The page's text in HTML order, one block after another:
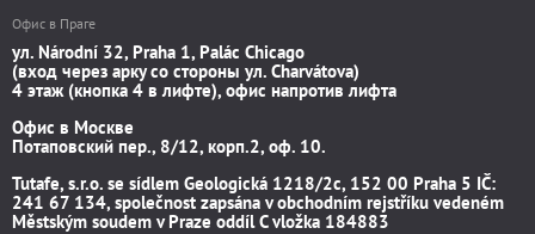
Офис в Праге
ул. Národní 32, Praha 1, Palác Chicago
(вход через арку со стороны ул. Charvátova)
4 этаж (кнопка 4 в лифте), офис напротив лифта
Офис в Москве
Потаповский пер., 8/12, корп.2, оф. 10.
Tutafe, s.r.o. se sídlem Geologická 1218/2c, 152 00 Praha 5 IČ:
241 67 134, společnost zapsána v obchodním rejstříku vedeném
Městským soudem v Praze oddíl C vložka 184883